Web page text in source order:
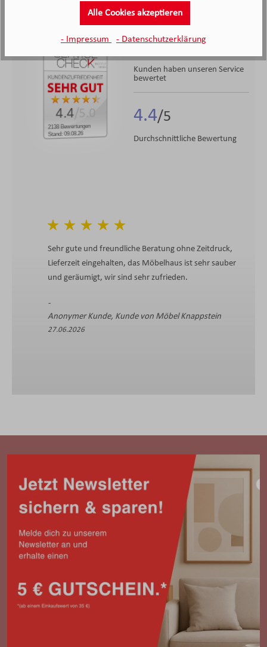
2138 Bewertungen
Stand: 09.08.26
4.4/5.0
2.138
Kunden haben unseren Service
bewertet
4.4
Durchschnittliche Bewertung
Sehr gute und freundliche Beratung ohne Zeitdruck,
Lieferzeit eingehalten, das Möbelhaus ist sehr sauber
und geräumigt, wir sind sehr zufrieden.
Anonymer Kunde, Kunde von Möbel Knappstein
27.06.2026
Alle Cookies akzeptieren
- Impressum - Datenschutzerklärung